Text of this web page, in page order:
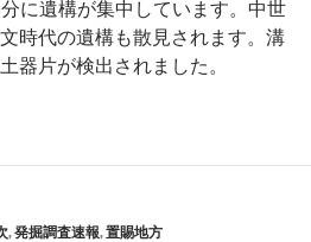
に遺構が集中しています。中世
時代の遺構も散見されます。溝
器片が検出されました。
,発掘調査速報,置賜地方